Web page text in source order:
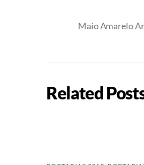
Maio Amarelo
Related